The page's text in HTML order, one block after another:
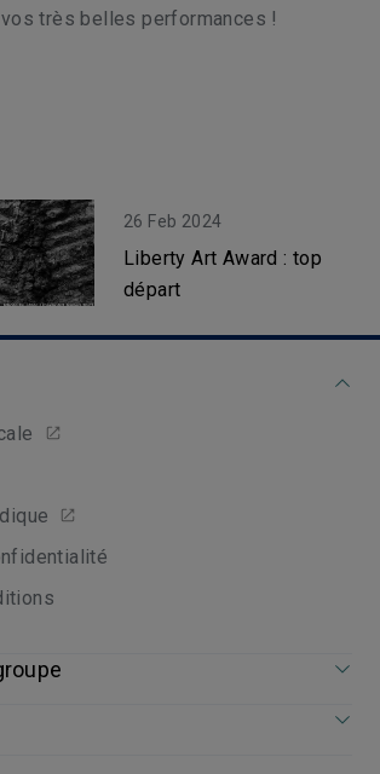
très belles performances !
26 Feb 2024
Liberty Art Award : top
départ